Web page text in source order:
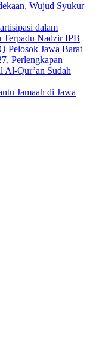
Wujud Syukur
dalam
Terpadu Nadzir IPB
Pelosok Jawa Barat
Perlengkapan
Al-Qur’an Sudah
Jamaah di Jawa